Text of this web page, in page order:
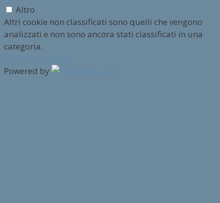
Altro
Altri cookie non classificati sono quelli che vengono
analizzati e non sono ancora stati classificati in una
categoria.
Powered by